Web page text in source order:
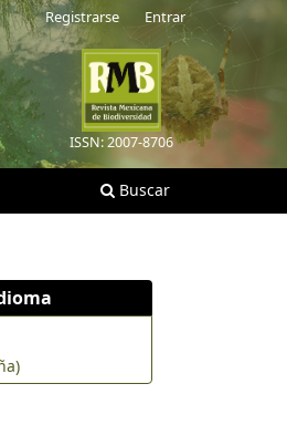
ISSN: 2007-8706
Buscar
Registrarse Entrar